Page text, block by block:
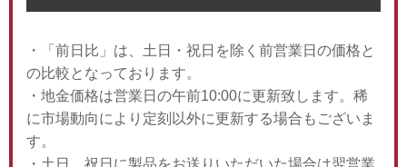
・「前日比」は、土日・祝日を除く前営業日の価格と
の比較となっております。
・地金価格は営業日の午前10:00に更新致します。稀
に市場動向により定刻以外に更新する場合もございま
す。
・土日、祝日に製品をお送りいただいた場合は翌営業